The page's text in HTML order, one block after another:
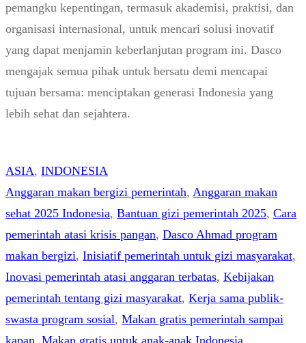
pemangku kepentingan, termasuk akademisi, praktisi, dan
organisasi internasional, untuk mencari solusi inovatif
yang dapat menjamin keberlanjutan program ini. Dasco
mengajak semua pihak untuk bersatu demi mencapai
tujuan bersama: menciptakan generasi Indonesia yang
lebih sehat dan sejahtera.
ASIA, INDONESIA
Anggaran makan bergizi pemerintah, Anggaran makan
sehat 2025 Indonesia, Bantuan gizi pemerintah 2025, Cara
pemerintah atasi krisis pangan, Dasco Ahmad program
makan bergizi, Inisiatif pemerintah untuk gizi masyarakat
Inovasi pemerintah atasi anggaran terbatas, Kebijakan
pemerintah tentang gizi masyarakat, Kerja sama publik-
swasta program sosial, Makan gratis pemerintah sampai